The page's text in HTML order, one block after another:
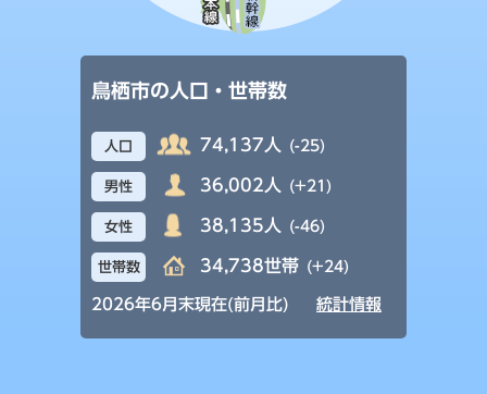
鳥栖市の人口・世帯数
人口 74,137人 (-25)
男性 36,002人 (+21)
女性 38,135人 (-46)
世帯数 34,738世帯 (+24)
2026年6月末現在(前月比) 統計情報